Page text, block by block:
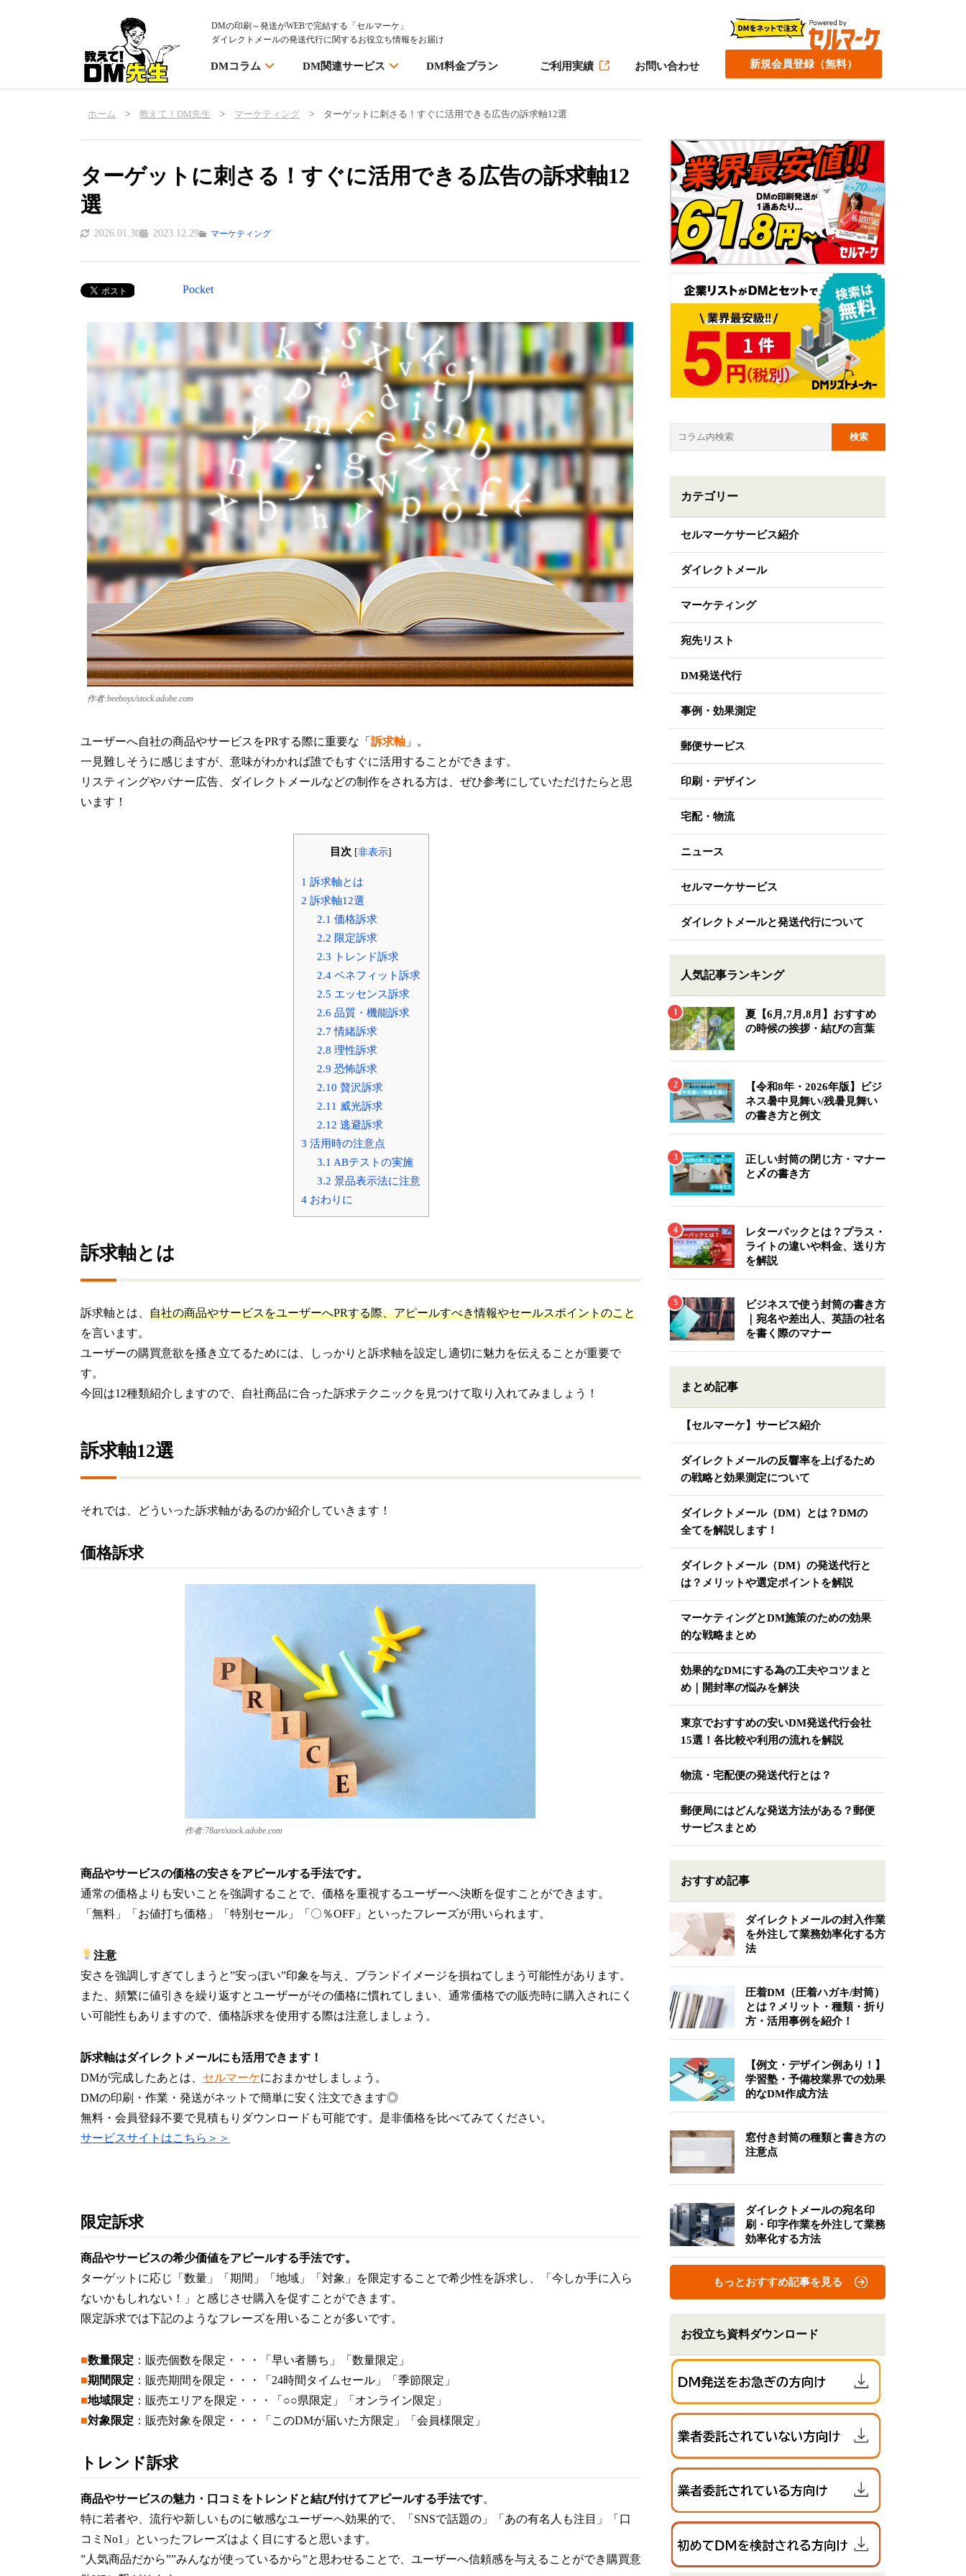
DMの印刷～発送がWEBで完結する「セルマーケ」
ダイレクトメールの発送代行に関するお役立ち情報をお届け
DMコラム DM関連サービス DM料金プラン ご利用実績 お問い合わせ 新規会員登録（無料）
ホーム > 教えて！DM先生 > マーケティング > ターゲットに刺さる！すぐに活用できる広告の訴求軸12選
ターゲットに刺さる！すぐに活用できる広告の訴求軸12
選
2026.01.30 2023.12.29 マーケティング
Pocket
作者:beeboys/stock.adobe.com
ユーザーへ自社の商品やサービスをPRする際に重要な「 訴求軸 」。
一見難しそうに感じますが、意味がわかれば誰でもすぐに活用することができます。
リスティングやバナー広告、ダイレクトメールなどの制作をされる方は、ぜひ参考にしていただけたらと思
います！
目次 [非表示]
1 訴求軸とは
2 訴求軸12選
2.1 価格訴求
2.2 限定訴求
2.3 トレンド訴求
2.4 ベネフィット訴求
2.5 エッセンス訴求
2.6 品質・機能訴求
2.7 情緒訴求
2.8 理性訴求
2.9 恐怖訴求
2.10 贅沢訴求
2.11 威光訴求
2.12 逃避訴求
3 活用時の注意点
3.1 ABテストの実施
3.2 景品表示法に注意
4おわりに
訴求軸とは
訴求軸とは、 自社の商品やサービスをユーザーへPRする際、アピールすべき情報やセールスポイントのこと
を言います。
ユーザーの購買意欲を搔き立てるためには、しっかりと訴求軸を設定し適切に魅力を伝えることが重要で
す。
今回は12種類紹介しますので、自社商品に合った訴求テクニックを見つけて取り入れてみましょう！
訴求軸12選
それでは、どういった訴求軸があるのか紹介していきます！
価格訴求
作者:78art/stock.adobe.com
商品やサービスの価格の安さをアピールする手法です。
通常の価格よりも安いことを強調することで、価格を重視するユーザーへ決断を促すことができます。
「無料」「お値打ち価格」「特別セール」「〇％OFF」といったフレーズが用いられます。
注意
安さを強調しすぎてしまうと”安っぽい”印象を与え、ブランドイメージを損ねてしまう可能性があります。
また、頻繁に値引きを繰り返すとユーザーがその価格に慣れてしまい、通常価格での販売時に購入されにく
い可能性もありますので、価格訴求を使用する際は注意しましょう。
訴求軸はダイレクトメールにも活用できます！
DMが完成したあとは、 セルマーケにおまかせしましょう。
DMの印刷・作業・発送がネットで簡単に安く注文できます◎
無料・会員登録不要で見積もりダウンロードも可能です。是非価格を比べてみてください。
サービスサイトはこちら＞＞
限定訴求
商品やサービスの希少価値をアピールする手法です。
ターゲットに応じ「数量」「期間」「地域」「対象」を限定することで希少性を訴求し、「今しか手に入ら
ないかもしれない！」と感じさせ購入を促すことができます。
限定訴求では下記のようなフレーズを用いることが多いです。
■数量限定 ：販売個数を限定・・・「早い者勝ち」「数量限定」
■期間限定 ：販売期間を限定・・・「24時間タイムセール」「季節限定」
■地域限定 ：販売エリアを限定・・・「○○県限定」「オンライン限定」
■対象限定 ：販売対象を限定・・・「このDMが届いた方限定」「会員様限定」
トレンド訴求
商品やサービスの魅力・口コミをトレンドと結び付けてアピールする手法です。
特に若者や、流行や新しいものに敏感なユーザーへ効果的で、「SNSで話題の」「あの有名人も注目」「口
コミNo1」といったフレーズはよく目にすると思います。
”人気商品だから””みんなが使っているから”と思わせることで、ユーザーへ信頼感を与えることができ購買意
カテゴリー
セルマーケサービス紹介
ダイレクトメール
マーケティング
宛先リスト
DM発送代行
事例・効果測定
郵便サービス
印刷・デザイン
宅配・物流
ニュース
セルマーケサービス
ダイレクトメールと発送代行について
人気記事ランキング
夏【6月,7月,8月】おすすめ
の時候の挨拶・結びの言葉
【令和8年・2026年版】ビジ
ネス暑中見舞い/残暑見舞い
の書き方と例文
正しい封筒の閉じ方・マナー
と〆の書き方
レターパックとは？プラス・
ライトの違いや料金、送り方
を解説
ビジネスで使う封筒の書き方
｜宛名や差出人、英語の社名
を書く際のマナー
まとめ記事
【セルマーケ】サービス紹介
ダイレクトメールの反響率を上げるため
の戦略と効果測定について
ダイレクトメール（DM）とは？DMの
全てを解説します！
ダイレクトメール（DM）の発送代行と
は？メリットや選定ポイントを解説
マーケティングとDM施策のための効果
的な戦略まとめ
効果的なDMにする為の工夫やコツまと
め｜開封率の悩みを解決
東京でおすすめの安いDM発送代行会社
15選！各比較や利用の流れを解説
物流・宅配便の発送代行とは？
郵便局にはどんな発送方法がある？郵便
サービスまとめ
おすすめ記事
ダイレクトメールの封入作業
を外注して業務効率化する方
法
圧着DM（圧着ハガキ/封筒）
とは？メリット・種類・折り
方・活用事例を紹介！
【例文・デザイン例あり！】
学習塾・予備校業界での効果
的なDM作成方法
窓付き封筒の種類と書き方の
注意点
ダイレクトメールの宛名印
刷・印字作業を外注して業務
効率化する方法
もっとおすすめ記事を見る
お役立ち資料ダウンロード